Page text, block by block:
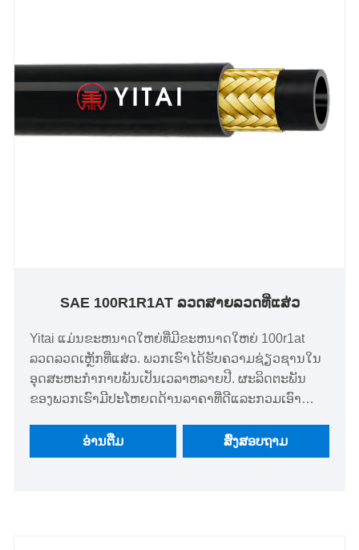
SAE 100R1R1AT ລວດສາຍລວດທີ່ແສ່ວ
Yitai ແມ່ນຂະຫນາດໃຫຍ່ທີ່ມີຂະຫນາດໃຫຍ່ 100r1at
ລວດລວດເຫຼັກທີ່ແສ່ວ. ພວກເຮົາໄດ້ຮັບຄວາມຊ່ຽວຊານໃນ
ອຸດສະຫະກໍາກາບພັນເປັນເວລາຫລາຍປີ. ຜະລິດຕະພັນ
ຂອງພວກເຮົາມີປະໂຫຍດດ້ານລາຄາທີ່ດີແລະກວມເອົາ
ຈະເປັນຄູ່ຮ່ວມງານໄລຍະຍາວຂອງທ່ານໃນປະເທດຈີນ.
ອ່ານ​ຕື່ມ ສົ່ງສອບຖາມ